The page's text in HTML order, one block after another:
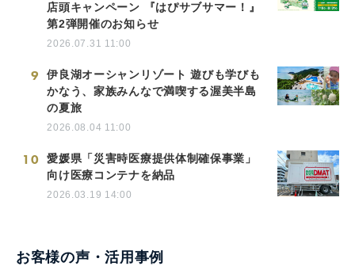
店頭キャンペーン 『はぴサブサマー！』
第2弾開催のお知らせ
2026.07.31 11:00
9
伊良湖オーシャンリゾート 遊びも学びも
かなう、家族みんなで満喫する渥美半島
の夏旅
2026.08.04 11:00
10
愛媛県「災害時医療提供体制確保事業」
向け医療コンテナを納品
2026.03.19 14:00
お客様の声・活用事例